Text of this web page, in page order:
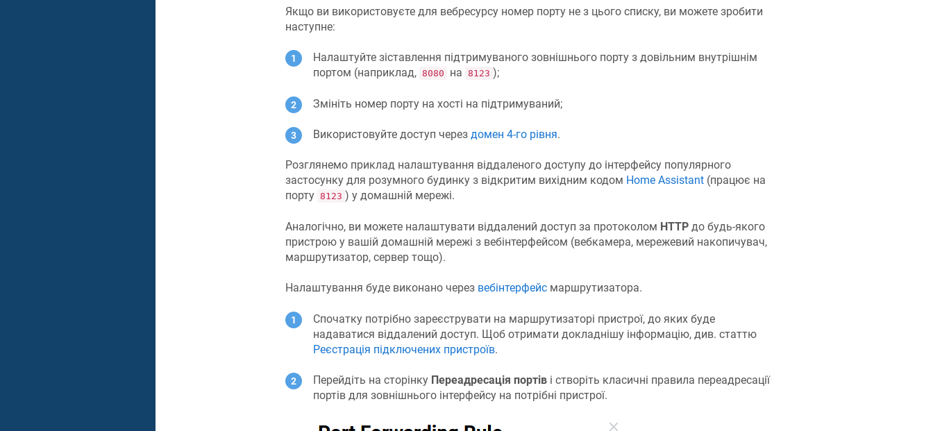
Якщо ви використовуєте для вебресурсу номер порту не з цього списку, ви можете зробити
наступне:
Налаштуйте зіставлення підтримуваного зовнішнього порту з довільним внутрішнім
портом (наприклад, 8080 на 8123 );
Змініть номер порту на хості на підтримуваний;
Використовуйте доступ через домен 4-го рівня.
Розглянемо приклад налаштування віддаленого доступу до інтерфейсу популярного
застосунку для розумного будинку з відкритим вихідним кодом Home Assistant(працює на
порту 8123 ) у домашній мережі.
Аналогічно, ви можете налаштувати віддалений доступ за протоколом HTTPдо будь-якого
пристрою у вашій домашній мережі з вебінтерфейсом (вебкамера, мережевий накопичувач,
маршрутизатор, сервер тощо).
Налаштування буде виконано через вебінтерфейсмаршрутизатора.
Спочатку потрібно зареєструвати на маршрутизаторі пристрої, до яких буде
надаватися віддалений доступ. Щоб отримати докладнішу інформацію, див. статтю
Реєстрація підключених пристроїв.
Перейдіть на сторінку Переадресація портіві створіть класичні правила переадресації
портів для зовнішнього інтерфейсу на потрібні пристрої.